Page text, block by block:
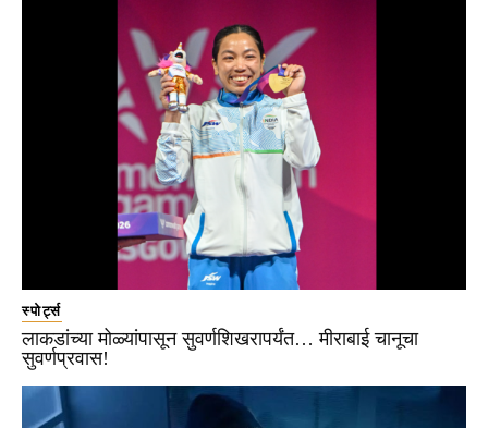
स्पोर्ट्स
लाकडांच्या मोळ्यांपासून सुवर्णशिखरापर्यंत… मीराबाई चानूचा
सुवर्णप्रवास!